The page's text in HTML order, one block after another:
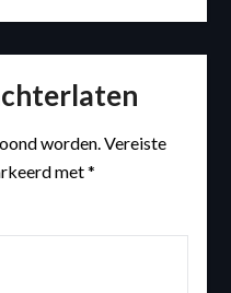
worden.Vereiste
met*